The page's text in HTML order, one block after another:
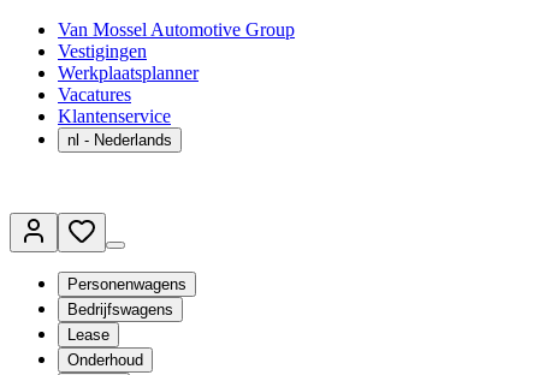
Van Mossel Automotive Group
Vestigingen
Werkplaatsplanner
Vacatures
Klantenservice
nl - Nederlands
Personenwagens
Bedrijfswagens
Lease
Onderhoud